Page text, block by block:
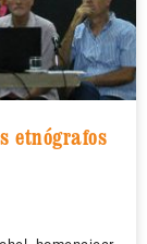
etnógrafos